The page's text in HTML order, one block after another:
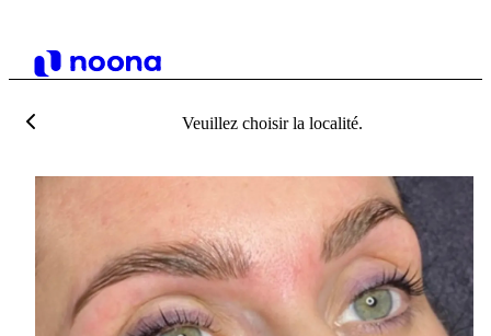
Veuillez choisir la localité.